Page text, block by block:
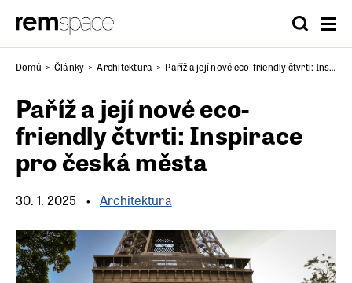
Domů Články Architektura Paříž a její nové eco-friendly čtvrti: Inspirace pro česká města
Paříž a její nové eco-
friendly čtvrti: Inspirace
pro česká města
30. 1. 2025 Architektura